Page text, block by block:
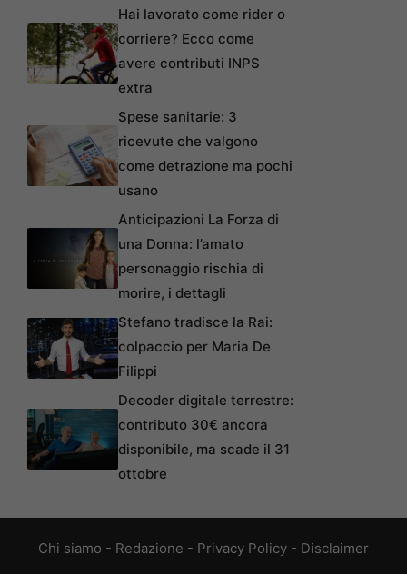
Hai lavorato come rider o
corriere? Ecco come
avere contributi INPS
extra
Spese sanitarie: 3
ricevute che valgono
come detrazione ma pochi
usano
Anticipazioni La Forza di
una Donna: l’amato
personaggio rischia di
morire, i dettagli
Stefano tradisce la Rai:
colpaccio per Maria De
Filippi
Decoder digitale terrestre:
contributo 30€ ancora
disponibile, ma scade il 31
ottobre
Chi siamo - Redazione - Privacy Policy - Disclaimer